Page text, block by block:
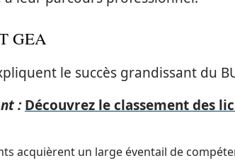
GEA
le succès grandissant du
: Découvrez le classement des
acquièrent un large éventail de